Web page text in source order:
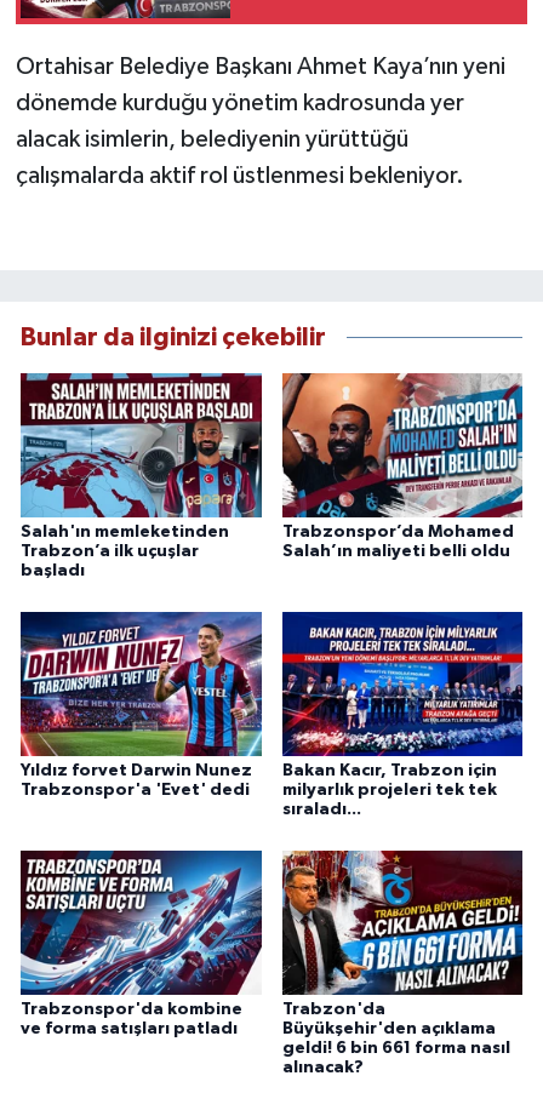
Ortahisar Belediye Başkanı Ahmet Kaya’nın yeni
dönemde kurduğu yönetim kadrosunda yer
alacak isimlerin, belediyenin yürüttüğü
çalışmalarda aktif rol üstlenmesi bekleniyor.
Bunlar da ilginizi çekebilir
Salah'ın memleketinden
Trabzon’a ilk uçuşlar
başladı
Trabzonspor’da Mohamed
Salah’ın maliyeti belli oldu
Yıldız forvet Darwin Nunez
Trabzonspor'a 'Evet' dedi
Bakan Kacır, Trabzon için
milyarlık projeleri tek tek
sıraladı...
Trabzonspor'da kombine
ve forma satışları patladı
Trabzon'da
Büyükşehir'den açıklama
geldi! 6 bin 661 forma nasıl
alınacak?